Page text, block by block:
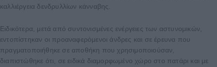
καλλιέργεια δενδρυλλίων κάνναβης.
Ειδικότερα, μετά από συντονισμένες ενέργειες των αστυνομικών,
εντοπίστηκαν οι προαναφερόμενοι άνδρες και σε έρευνα που
πραγματοποιήθηκε σε αποθήκη που χρησιμοποιούσαν,
διαπιστώθηκε ότι, σε ειδικά διαμορφωμένο χώρο στο πατάρι και με